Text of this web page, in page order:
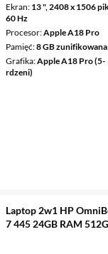
Ekran 13 ", 2408 x 1506
60 Hz
Procesor Apple A18 Pro
Pamięć 8 GB
Grafika Apple A18 Pro (5-
rdzeni)
Laptop 2w1 HP
7 445 24GB RAM